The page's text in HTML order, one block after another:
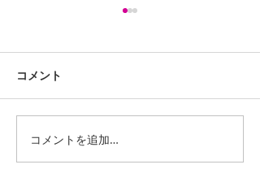
iPhone13ProMaxスピー
カー交換修理
コメント
コメントを追加…